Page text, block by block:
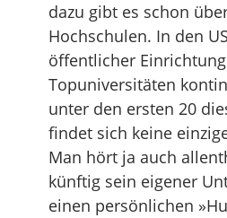
dazu gibt es schon
Hochschulen. In den
öffentlicher
Topuniversitäten
unter den ersten 20
findet sich keine
Man hört ja auch
künftig sein eigener
einen persönlichen